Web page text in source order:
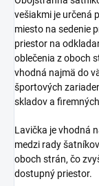
vešiakmi je určená
miesto na sedenie
priestor na
oblečenia z oboch
vhodná najmä do
športových
skladov a
Lavička je vhodná
medzi rady
oboch strán, čo
dostupný priestor.